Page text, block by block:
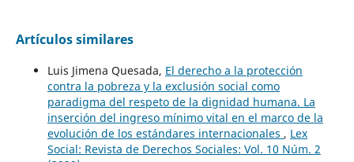
Artículos similares
Luis Jimena Quesada, El derecho a la protección
contra la pobreza y la exclusión social como
paradigma del respeto de la dignidad humana. La
inserción del ingreso mínimo vital en el marco de la
evolución de los estándares internacionales , Lex
Social: Revista de Derechos Sociales: Vol. 10 Núm. 2